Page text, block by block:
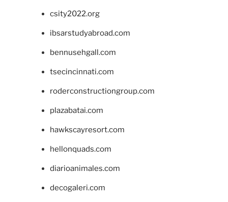
csity2022.org
ibsarstudyabroad.com
bennusehgall.com
tsecincinnati.com
roderconstructiongroup.com
plazabatai.com
hawkscayresort.com
hellonquads.com
diarioanimales.com
decogaleri.com